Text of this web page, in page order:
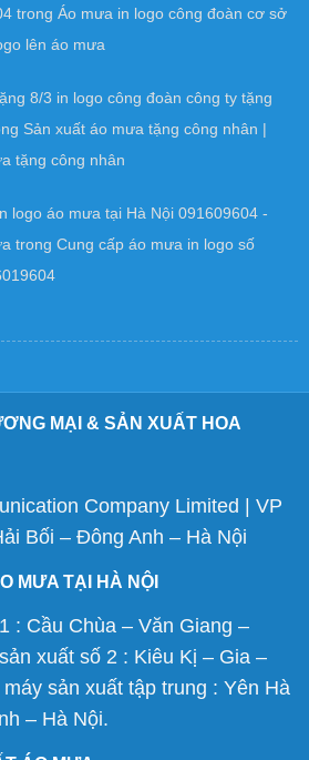
trong Áo mưa in logo công đoàn cơ sở
lên áo mưa
8/3 in logo công đoàn công ty tặng
Sản xuất áo mưa tặng công nhân |
tặng công nhân
logo áo mưa tại Hà Nội 091609604 -
trong Cung cấp áo mưa in logo số
MẠI & SẢN XUẤT HOA
Company Limited | VP
Bối – Đông Anh – Hà Nội
MƯA TẠI HÀ NỘI
: Cầu Chùa – Văn Giang –
xuất số 2 : Kiêu Kị – Gia –
sản xuất tập trung : Yên Hà
– Hà Nội.